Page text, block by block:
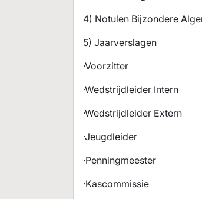
4) Notulen Bijzondere
5) Jaarverslagen
·Voorzitter
·Wedstrijdleider Intern
·Wedstrijdleider Extern
·Jeugdleider
·Penningmeester
·Kascommissie